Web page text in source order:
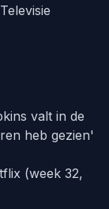
Televisie
valt in de
heb gezien'
(week 32,